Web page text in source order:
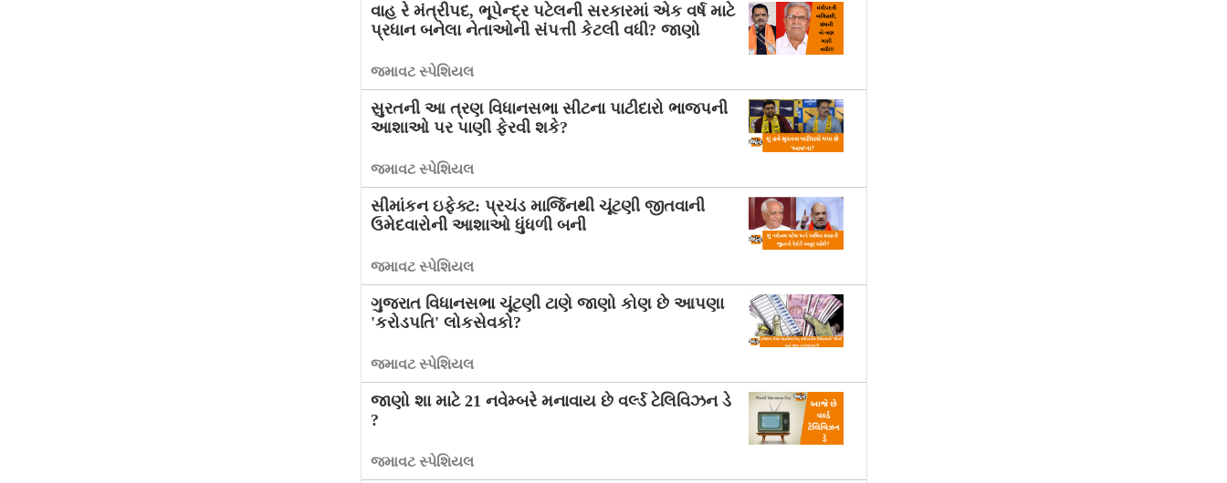
વાહ રે મંત્રીપદ, ભૂપેન્દ્ર પટેલની સરકારમાં એક વર્ષ માટે
પ્રધાન બનેલા નેતાઓની સંપત્તી કેટલી વધી? જાણો
જમાવટ સ્પેશિયલ
સુરતની આ ત્રણ વિધાનસભા સીટના પાટીદારો ભાજપની
આશાઓ પર પાણી ફેરવી શકે?
જમાવટ સ્પેશિયલ
સીમાંકન ઇફેક્ટ: પ્રચંડ માર્જિનથી ચૂંટણી જીતવાની
ઉમેદવારોની આશાઓ ધુંધળી બની
જમાવટ સ્પેશિયલ
ગુજરાત વિધાનસભા ચૂંટણી ટાણે જાણો કોણ છે આપણા
'કરોડપતિ' લોકસેવકો?
જમાવટ સ્પેશિયલ
જાણો શા માટે 21 નવેમ્બરે મનાવાય છે વર્લ્ડ ટેલિવિઝન ડે
?
જમાવટ સ્પેશિયલ